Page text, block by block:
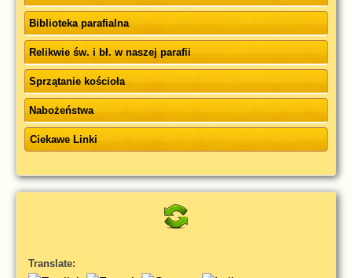
Biblioteka parafialna
Relikwie św. i bł. w naszej parafii
Sprzątanie kościoła
Nabożeństwa
Ciekawe Linki
Translate: